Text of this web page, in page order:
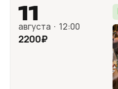
11
августа · 12:00
2200₽